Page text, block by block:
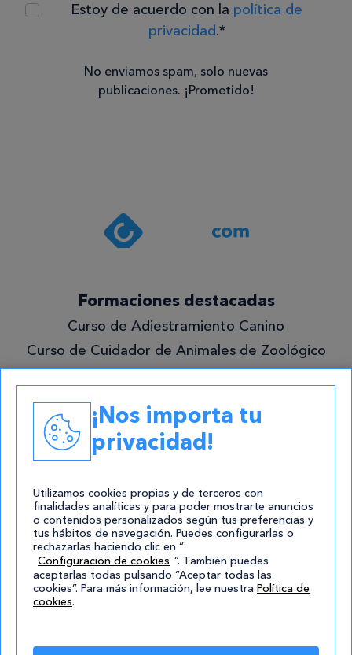
Estoy de acuerdo con la política de
privacidad.*
Consentimiento
política de
privacidad .*
¡Quiero
mejor!
No enviamos spam, solo nuevas
publicaciones. ¡Prometido!
Formaciones destacadas
Curso de Adiestramiento Canino
Curso de Cuidador de Animales de Zoológico
Curso de Acceso a Graduado en ESO
Grado Superior en Gestión Forestal y del
Medio Natural
Contacto
atencion@cursos.com
Redes Sociales
¡Nos importa tu
privacidad!
Utilizamos cookies propias y de terceros con
finalidades analíticas y para poder mostrarte anuncios
o contenidos personalizados según tus preferencias y
tus hábitos de navegación. Puedes configurarlas o
rechazarlas haciendo clic en “
Configuración de cookies ”. También puedes
aceptarlas todas pulsando “Aceptar todas las
cookies”. Para más información, lee nuestra Política de
cookies.